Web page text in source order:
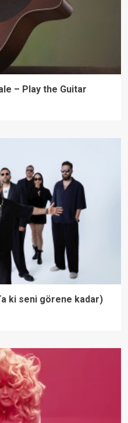
– Play the Guitar
ki seni görene kadar)